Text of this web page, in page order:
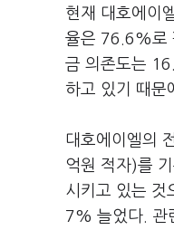
현재 대호에이
율은 76.6%로
금 의존도는
하고 있기 때문
대호에이엘의
억원 적자)를
시키고 있는 것
7% 늘었다. 관